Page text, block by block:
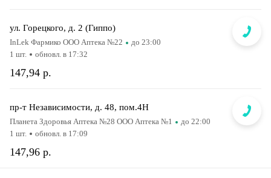
ул. Горецкого, д. 2 (Гиппо)
InLek Фармико ООО Аптека №22 до 23:00
147,94 р.
1 шт. обновл. в 17:32
пр-т Независимости, д. 48, пом.4Н
Планета Здоровья Аптека №28 ООО Аптека №1 до 22:00
147,96 р.
1 шт. обновл. в 17:09